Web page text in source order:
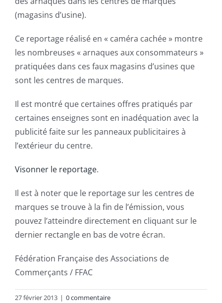
(magasins d’usine).
Ce reportage réalisé en « caméra cachée » montre
les nombreuses « arnaques aux consommateurs »
pratiquées dans ces faux magasins d’usines que
sont les centres de marques.
Il est montré que certaines offres pratiqués par
certaines enseignes sont en inadéquation avec la
publicité faite sur les panneaux publicitaires à
l’extérieur du centre.
Visonner le reportage.
Il est à noter que le reportage sur les centres de
marques se trouve à la fin de l’émission, vous
pouvez l’atteindre directement en cliquant sur le
dernier rectangle en bas de votre écran.
Fédération Française des Associations de
Commerçants / FFAC
27 février 2013 | 0 commentaire